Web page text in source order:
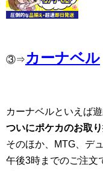
③⇒ カーナベル
カーナベルといえば遊
ついにポケカのお取
そのほか、MTG、デ
午後3時までのご注文